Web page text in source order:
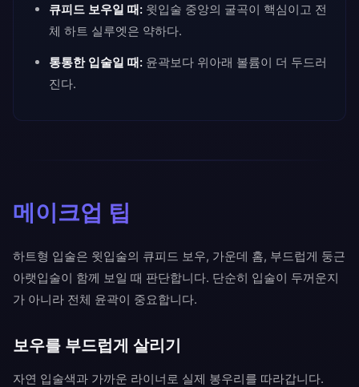
큐피드 보우일 때: 윗입술 중앙의 굴곡이 핵심이고 전
체 하트 실루엣은 약하다.
통통한 입술일 때: 윤곽보다 위아래 볼륨이 더 두드러
진다.
메이크업 팁
하트형 입술은 윗입술의 큐피드 보우, 가운데 홈, 부드럽게 둥근
아랫입술이 함께 보일 때 판단합니다. 단순히 입술이 두꺼운지
가 아니라 전체 윤곽이 중요합니다.
보우를 부드럽게 살리기
자연 입술색과 가까운 라이너로 실제 봉우리를 따라갑니다.